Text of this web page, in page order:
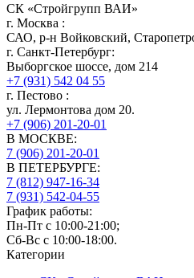
СК «Стройгрупп ВАИ»
г. Москва :
САО, р-н Войковский,
г. Санкт-Петербург:
Выборгское шоссе, дом 214
+7 (931) 542 04 55
г. Пестово :
ул. Лермонтова дом 20.
+7 (906) 201-20-01
В МОСКВЕ:
7 (906) 201-20-01
В ПЕТЕРБУРГЕ:
7 (812) 947-16-34
7 (931) 542-04-55
График работы:
Пн-Пт с 10:00-21:00;
Сб-Вс с 10:00-18:00.
Категории